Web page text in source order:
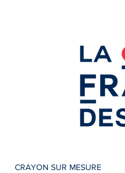
CRAYON SUR MESURE